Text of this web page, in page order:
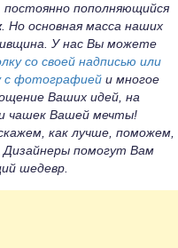
пополняющийся
. Но основная масса наших
У нас Вы можете
со своей надписью или
с фотографиейи многое
Ваших идей, на
чашек Вашей мечты!
как лучше, поможем,
помогут Вам
шедевр.